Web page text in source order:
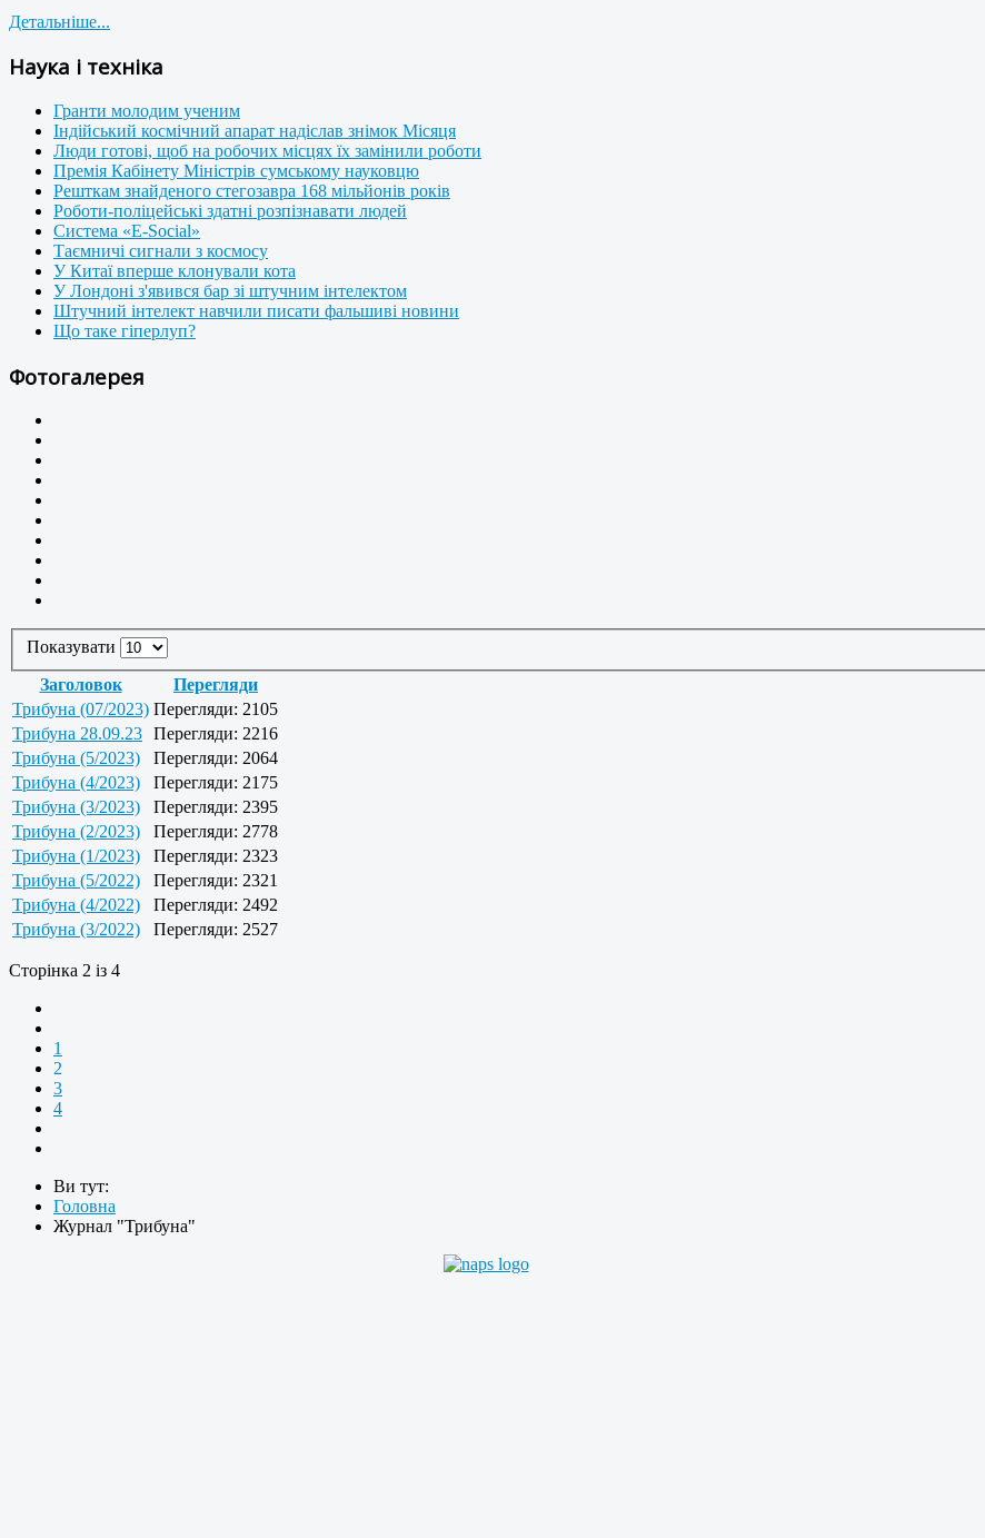
Детальніше...
Наука і техніка
Гранти молодим ученим
Індійський космічний апарат надіслав знімок Місяця
Люди готові, щоб на робочих місцях їх замінили роботи
Премія Кабінету Міністрів сумському науковцю
Решткам знайденого стегозавра 168 мільйонів років
Роботи-поліцейські здатні розпізнавати людей
Система «E-Social»
Таємничі сигнали з космосу
У Китаї вперше клонували кота
У Лондоні з'явився бар зі штучним інтелектом
Штучний інтелект навчили писати фальшиві новини
Що таке гіперлуп?
Фотогалерея
Показувати
Заголовок
Перегляди
Трибуна (07/2023) Перегляди: 2105
Трибуна 28.09.23 Перегляди: 2216
Трибуна (5/2023)
Перегляди: 2064
Трибуна (4/2023)
Перегляди: 2175
Трибуна (3/2023)
Перегляди: 2395
Трибуна (2/2023)
Перегляди: 2778
Трибуна (1/2023)
Перегляди: 2323
Трибуна (5/2022)
Перегляди: 2321
Трибуна (4/2022)
Перегляди: 2492
Трибуна (3/2022)
Перегляди: 2527
Сторінка 2 із 4
1
2
3
4
Ви тут:
Головна
Журнал "Трибуна"